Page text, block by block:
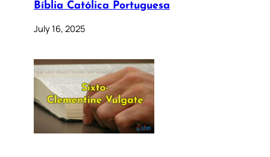
Bíblia Católica Portuguesa
July 16, 2025